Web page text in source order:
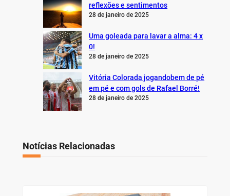
reflexões e sentimentos
28 de janeiro de 2025
Uma goleada para lavar a alma: 4 x
0!
28 de janeiro de 2025
Vitória Colorada jogandobem de pé
em pé e com gols de Rafael Borré!
28 de janeiro de 2025
Notícias Relacionadas